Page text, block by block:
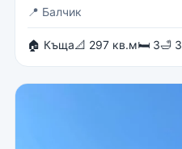
📍 Балчик
🏠 Къща📐 297 кв.м🛏 3🛁 3